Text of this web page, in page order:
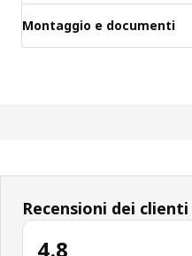
Montaggio e documenti
Recensioni dei clienti
4.8